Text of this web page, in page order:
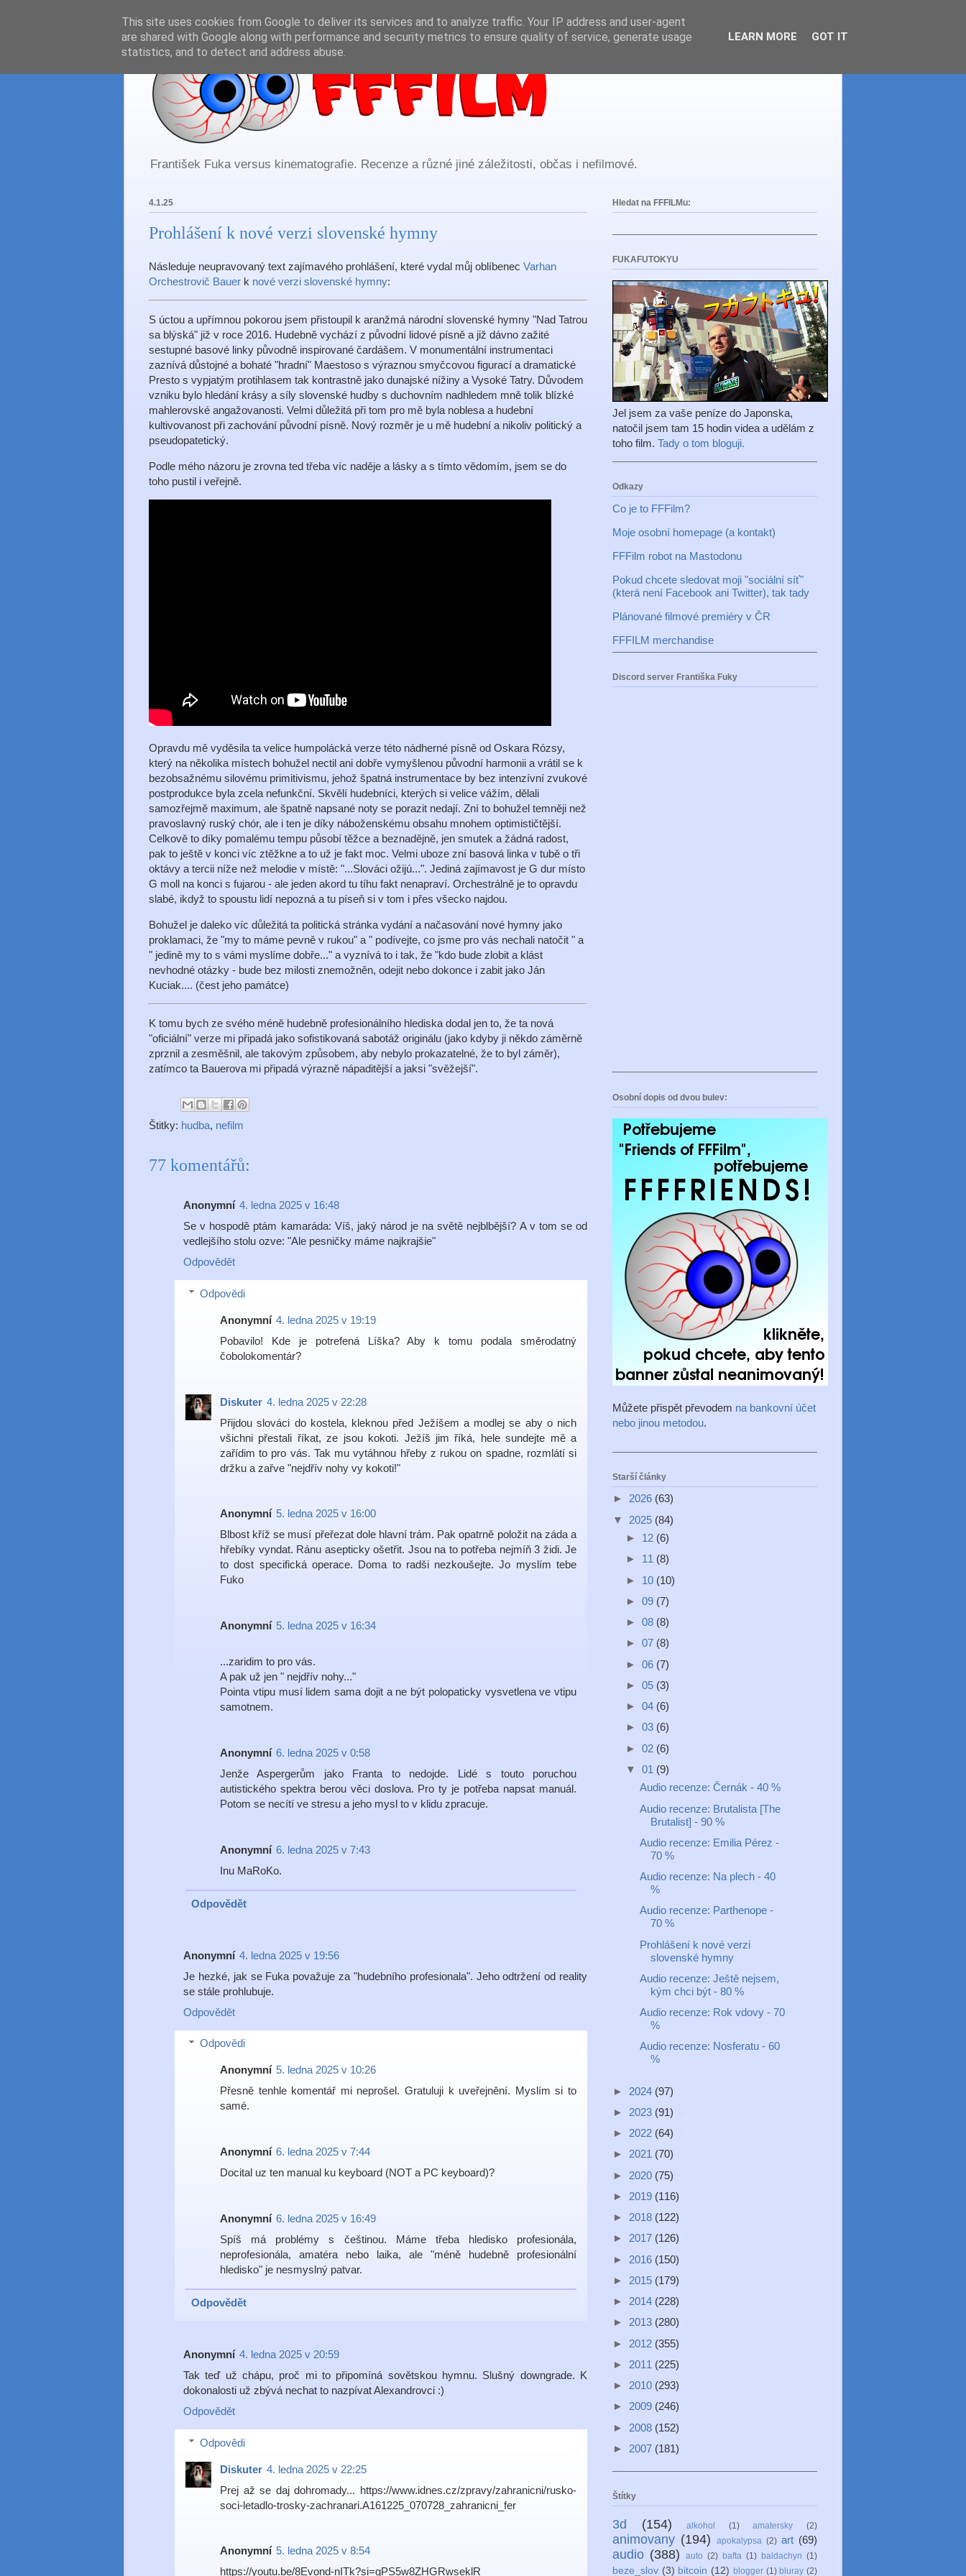
František Fuka versus kinematografie. Recenze a různé jiné záležitosti, občas i nefilmové.
4.1.25
Prohlášení k nové verzi slovenské hymny
Následuje neupravovaný text zajímavého prohlášení, které vydal můj oblíbenec Varhan
Orchestrovič Bauer k nové verzi slovenské hymny:
S úctou a upřímnou pokorou jsem přistoupil k aranžmá národní slovenské hymny "Nad Tatrou
sa blýská" již v roce 2016. Hudebně vychází z původní lidové písně a již dávno zažité
sestupné basové linky původně inspirované čardášem. V monumentální instrumentaci
zaznívá důstojné a bohaté "hradní" Maestoso s výraznou smyčcovou figurací a dramatické
Presto s vypjatým protihlasem tak kontrastně jako dunajské nížiny a Vysoké Tatry. Důvodem
vzniku bylo hledání krásy a síly slovenské hudby s duchovním nadhledem mně tolik blízké
mahlerovské angažovanosti. Velmi důležitá při tom pro mě byla noblesa a hudební
kultivovanost při zachování původní písně. Nový rozměr je u mě hudební a nikoliv politický a
pseudopatetický.
Podle mého názoru je zrovna ted třeba víc naděje a lásky a s tímto vědomím, jsem se do
toho pustil i veřejně.
Opravdu mě vyděsila ta velice humpolácká verze této nádherné písně od Oskara Rózsy,
který na několika místech bohužel nectil ani dobře vymyšlenou původní harmonii a vrátil se k
bezobsažnému silovému primitivismu, jehož špatná instrumentace by bez intenzívní zvukové
postprodukce byla zcela nefunkční. Skvělí hudebníci, kterých si velice vážím, dělali
samozřejmě maximum, ale špatně napsané noty se porazit nedají. Zní to bohužel temněji než
pravoslavný ruský chór, ale i ten je díky náboženskému obsahu mnohem optimističtější.
Celkově to díky pomalému tempu působí těžce a beznadějně, jen smutek a žádná radost,
pak to ještě v konci víc ztěžkne a to už je fakt moc. Velmi uboze zní basová linka v tubě o tři
oktávy a tercii níže než melodie v místě: "...Slováci ožijú...". Jediná zajímavost je G dur místo
G moll na konci s fujarou - ale jeden akord tu tíhu fakt nenapraví. Orchestrálně je to opravdu
slabé, ikdyž to spoustu lidí nepozná a tu píseň si v tom i přes všecko najdou.
Bohužel je daleko víc důležitá ta politická stránka vydání a načasování nové hymny jako
proklamaci, že "my to máme pevně v rukou" a " podívejte, co jsme pro vás nechali natočit " a
" jedině my to s vámi myslíme dobře..." a vyznívá to i tak, že "kdo bude zlobit a klást
nevhodné otázky - bude bez milosti znemožněn, odejit nebo dokonce i zabit jako Ján
Kuciak.... (čest jeho památce)
K tomu bych ze svého méně hudebně profesionálního hlediska dodal jen to, že ta nová
"oficiální" verze mi připadá jako sofistikovaná sabotáž originálu (jako kdyby ji někdo záměrně
zprznil a zesměšnil, ale takovým způsobem, aby nebylo prokazatelné, že to byl záměr),
zatímco ta Bauerova mi připadá výrazně nápaditější a jaksi "svěžejší".
Štitky: hudba, nefilm
77 komentářů:
Anonymní 4. ledna 2025 v 16:48
Se v hospodě ptám kamaráda: Víš, jaký národ je na světě nejblbější? A v tom se od
vedlejšího stolu ozve: "Ale pesničky máme najkrajšie"
Odpovědět
Odpovědi
Anonymní 4. ledna 2025 v 19:19
Pobavilo! Kde je potrefená Líška? Aby k tomu podala směrodatný
čobolokomentár?
Diskuter 4. ledna 2025 v 22:28
Přijdou slováci do kostela, kleknou před Ježíšem a modlej se aby o nich
všichni přestali říkat, ze jsou kokoti. Ježíš jim říká, hele sundejte mě a
zařídim to pro vás. Tak mu vytáhnou hřeby z rukou on spadne, rozmlátí si
držku a zařve "nejdřív nohy vy kokoti!"
Anonymní 5. ledna 2025 v 16:00
Blbost kříž se musí přeřezat dole hlavní trám. Pak opatrně položit na záda a
hřebíky vyndat. Ránu asepticky ošetřit. Jsou na to potřeba nejmíň 3 židi. Je
to dost specifická operace. Doma to radši nezkoušejte. Jo myslím tebe
Fuko
Anonymní 5. ledna 2025 v 16:34
...zaridim to pro vás.
A pak už jen " nejdřív nohy..."
Pointa vtipu musí lidem sama dojit a ne být polopaticky vysvetlena ve vtipu
samotnem.
Anonymní 6. ledna 2025 v 0:58
Jenže Aspergerům jako Franta to nedojde. Lidé s touto poruchou
autistického spektra berou věci doslova. Pro ty je potřeba napsat manuál.
Potom se necítí ve stresu a jeho mysl to v klidu zpracuje.
Anonymní 6. ledna 2025 v 7:43
Inu MaRoKo.
Odpovědět
Anonymní 4. ledna 2025 v 19:56
Je hezké, jak se Fuka považuje za "hudebního profesionala". Jeho odtržení od reality
se stále prohlubuje.
Odpovědět
Odpovědi
Anonymní 5. ledna 2025 v 10:26
Přesně tenhle komentář mi neprošel. Gratuluji k uveřejnění. Myslím si to
samé.
Anonymní 6. ledna 2025 v 7:44
Docital uz ten manual ku keyboard (NOT a PC keyboard)?
Anonymní 6. ledna 2025 v 16:49
Spíš má problémy s češtinou. Máme třeba hledisko profesionála,
neprofesionála, amatéra nebo laika, ale "méně hudebně profesionální
hledisko" je nesmyslný patvar.
Odpovědět
Anonymní 4. ledna 2025 v 20:59
Tak teď už chápu, proč mi to připomíná sovětskou hymnu. Slušný downgrade. K
dokonalosti už zbývá nechat to nazpívat Alexandrovci :)
Odpovědět
Odpovědi
Diskuter 4. ledna 2025 v 22:25
Prej až se daj dohromady... https://www.idnes.cz/zpravy/zahranicni/rusko-
soci-letadlo-trosky-zachranari.A161225_070728_zahranicni_fer
Anonymní 5. ledna 2025 v 8:54
https://youtu.be/8Evond-nITk?si=gPS5w8ZHGRwseklR
Hledat na FFFILMu:
FUKAFUTOKYU
Jel jsem za vaše peníze do Japonska,
natočil jsem tam 15 hodin videa a udělám z
toho film. Tady o tom bloguji.
Odkazy
Co je to FFFilm?
Moje osobní homepage (a kontakt)
FFFilm robot na Mastodonu
Pokud chcete sledovat moji "sociální síť"
(která není Facebook ani Twitter), tak tady
Plánované filmové premiéry v ČR
FFFILM merchandise
Discord server Františka Fuky
Osobní dopis od dvou bulev:
Můžete přispět převodem na bankovní účet
nebo jinou metodou.
Starší články
► 2026 (63)
▼ 2025 (84)
► 12 (6)
► 11 (8)
► 10 (10)
► 09 (7)
► 08 (8)
► 07 (8)
► 06 (7)
► 05 (3)
► 04 (6)
► 03 (6)
► 02 (6)
▼ 01 (9)
Audio recenze: Černák - 40 %
Audio recenze: Brutalista [The
Brutalist] - 90 %
Audio recenze: Emilia Pérez -
70 %
Audio recenze: Na plech - 40
%
Audio recenze: Parthenope -
70 %
Prohlášení k nové verzi
slovenské hymny
Audio recenze: Ještě nejsem,
kým chci být - 80 %
Audio recenze: Rok vdovy - 70
%
Audio recenze: Nosferatu - 60
%
► 2024 (97)
► 2023 (91)
► 2022 (64)
► 2021 (70)
► 2020 (75)
► 2019 (116)
► 2018 (122)
► 2017 (126)
► 2016 (150)
► 2015 (179)
► 2014 (228)
► 2013 (280)
► 2012 (355)
► 2011 (225)
► 2010 (293)
► 2009 (246)
► 2008 (152)
► 2007 (181)
Štítky
3d (154) alkohol (1) amatersky (2)
animovany (194) apokalypsa (2) art (69)
audio (388) auto (2) bafta (1) baldachyn (1)
beze_slov (3) bitcoin (12) blogger (1) bluray (2)
This site uses cookies from Google to deliver its services and to analyze traffic. Your IP address and user-agent
are shared with Google along with performance and security metrics to ensure quality of service, generate usage
statistics, and to detect and address abuse.
LEARN MORE GOT IT